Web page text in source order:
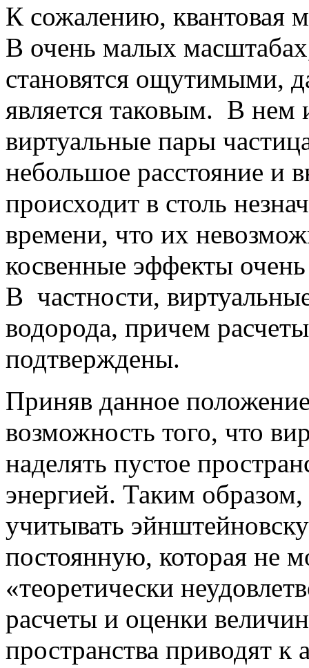
К сожалению, квантовая
В очень малых
становятся ощутимыми,
является таковым. В нем
виртуальные пары
небольшое расстояние и
происходит в столь
времени, что их
косвенные эффекты
В частности,
водорода, причем
подтверждены.
Приняв данное
возможность того, что
наделять пустое
энергией. Таким образом,
учитывать
постоянную, которая не
«теоретически
расчеты и оценки
пространства приводят